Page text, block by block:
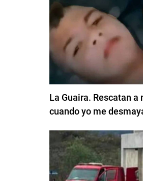
La Guaira. Rescatan
cuando yo me